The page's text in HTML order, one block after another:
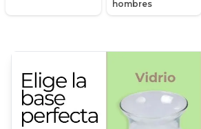
hombres
Nacimientos
Nacimientos de niñas